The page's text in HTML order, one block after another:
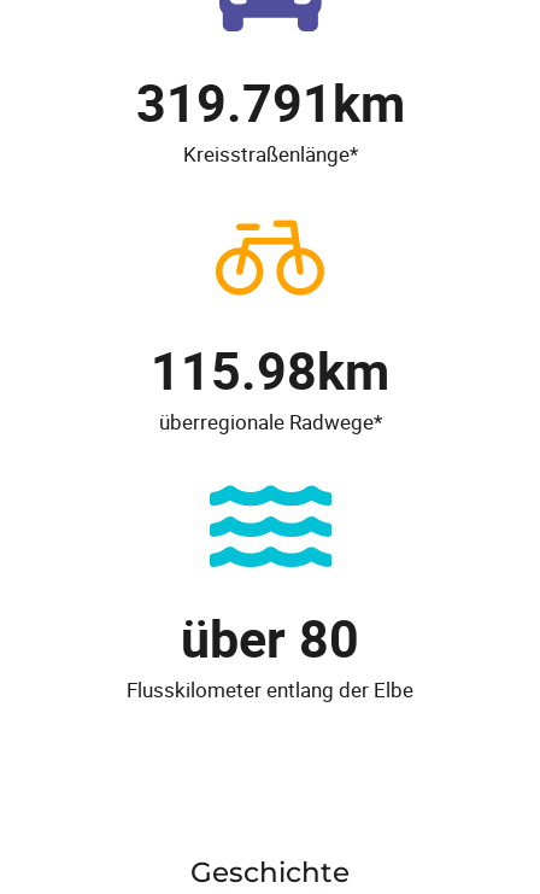
Kreisstraßenlänge*
319.791km
überregionale Radwege*
115.98km
Flusskilometer entlang der Elbe
über 80
Geschichte